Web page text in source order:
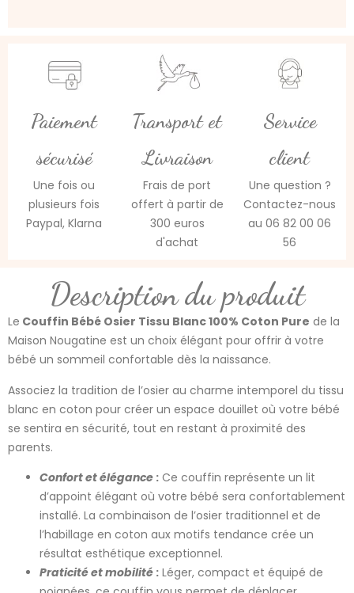
Paiement
sécurisé
Une fois ou
plusieurs fois
Paypal, Klarna
Transport et
Livraison
Frais de port
offert à partir de
300 euros
d'achat
Service
client
Une question ?
Contactez-nous
au 06 82 00 06
56
Description du produit
Le Couffin Bébé Osier Tissu Blanc 100% Coton Pure de la
Maison Nougatine est un choix élégant pour offrir à votre
bébé un sommeil confortable dès la naissance.
Associez la tradition de l’osier au charme intemporel du tissu
blanc en coton pour créer un espace douillet où votre bébé
se sentira en sécurité, tout en restant à proximité des
parents.
Confort et élégance : Ce couffin représente un lit
d’appoint élégant où votre bébé sera confortablement
installé. La combinaison de l’osier traditionnel et de
l’habillage en coton aux motifs tendance crée un
résultat esthétique exceptionnel.
Praticité et mobilité : Léger, compact et équipé de